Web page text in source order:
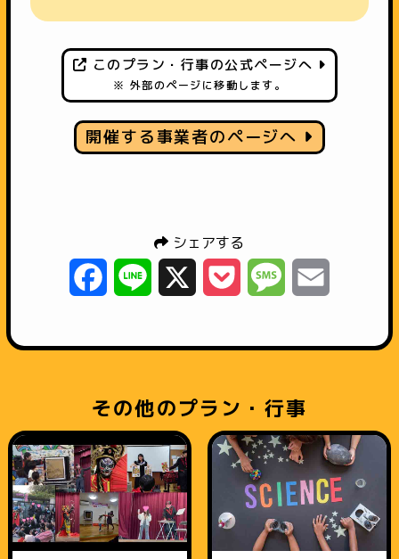
このプラン・行事の公式ページへ
※ 外部のページに移動します。
開催する事業者のページへ
シェアする
Facebook
Line Pocket Message
その他のプラン・行事